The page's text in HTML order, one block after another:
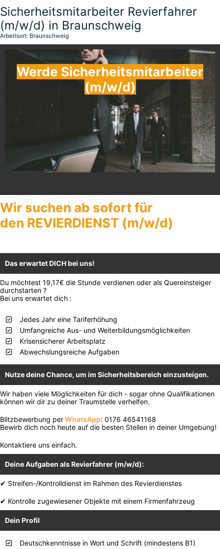
Sicherheitsmitarbeiter Revierfahrer
(m/w/d) in Braunschweig
Arbeitsort: Braunschweig
Werde Sicherheitsmitarbeiter
(m/w/d)
Wir suchen ab sofort für
den REVIERDIENST (m/w/d)
Das erwartet DICH bei uns!
Du möchtest 19,17€ die Stunde verdienen oder als Quereinsteiger
durchstarten ?
Bei uns erwartet dich :
Jedes Jahr eine Tariferhöhung
Umfangreiche Aus- und Weiterbildungsmöglichkeiten
Krisensicherer Arbeitsplatz
Abwechslungsreiche Aufgaben
Nutze deine Chance, um im Sicherheitsbereich einzusteigen.
Wir haben viele Möglichkeiten für dich - sogar ohne Qualifikationen
können wir dir zu deiner Traumstelle verhelfen.
Blitzbewerbung perWhatsApp: 0176 46541168
Bewirb dich noch heute auf die besten Stellen in deiner Umgebung!
Kontaktiere uns einfach.
Deine Aufgaben als Revierfahrer (m/w/d):
✔ Streifen-/Kontrolldienst im Rahmen des Revierdienstes
✔ Kontrolle zugewiesener Objekte mit einem Firmenfahrzeug
Dein Profil
Deutschkenntnisse in Wort und Schrift (mindestens B1)